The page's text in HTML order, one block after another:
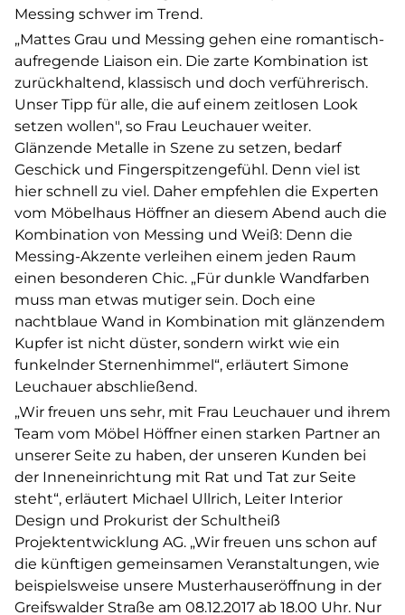
Messing schwer im Trend.
„Mattes Grau und Messing gehen eine romantisch-
aufregende Liaison ein. Die zarte Kombination ist
zurückhaltend, klassisch und doch verführerisch.
Unser Tipp für alle, die auf einem zeitlosen Look
setzen wollen", so Frau Leuchauer weiter.
Glänzende Metalle in Szene zu setzen, bedarf
Geschick und Fingerspitzengefühl. Denn viel ist
hier schnell zu viel. Daher empfehlen die Experten
vom Möbelhaus Höffner an diesem Abend auch die
Kombination von Messing und Weiß: Denn die
Messing-Akzente verleihen einem jeden Raum
einen besonderen Chic. „Für dunkle Wandfarben
muss man etwas mutiger sein. Doch eine
nachtblaue Wand in Kombination mit glänzendem
Kupfer ist nicht düster, sondern wirkt wie ein
funkelnder Sternenhimmel“, erläutert Simone
Leuchauer abschließend.
„Wir freuen uns sehr, mit Frau Leuchauer und ihrem
Team vom Möbel Höffner einen starken Partner an
unserer Seite zu haben, der unseren Kunden bei
der Inneneinrichtung mit Rat und Tat zur Seite
steht“, erläutert Michael Ullrich, Leiter Interior
Design und Prokurist der Schultheiß
Projektentwicklung AG. „Wir freuen uns schon auf
die künftigen gemeinsamen Veranstaltungen, wie
beispielsweise unsere Musterhauseröffnung in der
Greifswalder Straße am 08.12.2017 ab 18.00 Uhr. Nur